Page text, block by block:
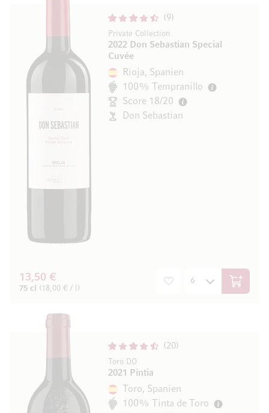
9
Private Collection
2022 Don Sebastian Special
Cuvée
Rioja, Spanien
100% Tempranillo
Score 18/20
Don Sebastian
13,50 €
75 cl (18,00 € / l) In den
20
Toro DO
2021 Pintia
Toro, Spanien
100% Tinta de Toro